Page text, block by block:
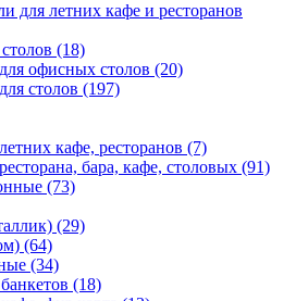
для летних кафе и ресторанов
(18)
офисных столов (20)
столов (197)
кафе, ресторанов (7)
бара, кафе, столовых (91)
(73)
(29)
(64)
(34)
(18)